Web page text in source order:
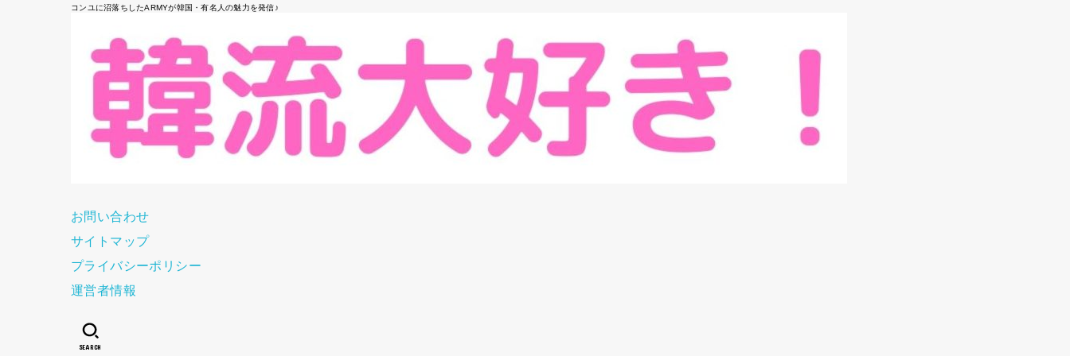
コンユに沼落ちしたARMYが韓国・有名人の魅力を発信♪
お問い合わせ
サイトマップ
プライバシーポリシー
運営者情報
SEARCH